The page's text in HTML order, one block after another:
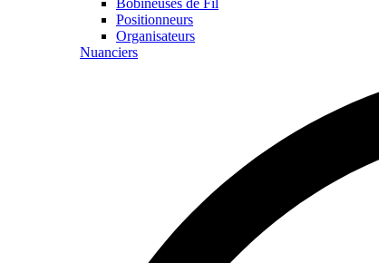
Bobineuses de Fil
Positionneurs
Organisateurs
Nuanciers